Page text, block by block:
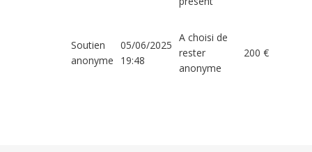
Soutien
anonyme
05/06/2025
19:48
A choisi de
rester
anonyme
200 €